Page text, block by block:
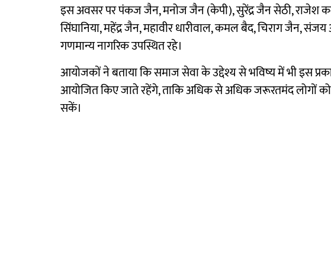
इस अवसर पर पंकज जैन, मनोज जैन (केपी), सुरेंद्र जैन सेठी, राजेश
सिंघानिया, महेंद्र जैन, महावीर धारीवाल, कमल बैद, चिराग जैन,
गणमान्य नागरिक उपस्थित रहे।
आयोजकों ने बताया कि समाज सेवा के उद्देश्य से भविष्य में भी इस
आयोजित किए जाते रहेंगे, ताकि अधिक से अधिक जरूरतमंद लोगों
सकें।